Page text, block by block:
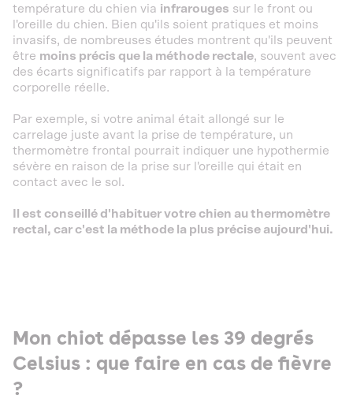
température du chien via infrarouges sur le front ou
l'oreille du chien. Bien qu'ils soient pratiques et moins
invasifs, de nombreuses études montrent qu'ils peuvent
être moins précis que la méthode rectale, souvent avec
des écarts significatifs par rapport à la température
corporelle réelle.
Par exemple, si votre animal était allongé sur le
carrelage juste avant la prise de température, un
thermomètre frontal pourrait indiquer une hypothermie
sévère en raison de la prise sur l'oreille qui était en
contact avec le sol.
Il est conseillé d'habituer votre chien au thermomètre
rectal, car c'est la méthode la plus précise aujourd'hui.
Mon chiot dépasse les 39 degrés
Celsius : que faire en cas de fièvre
?